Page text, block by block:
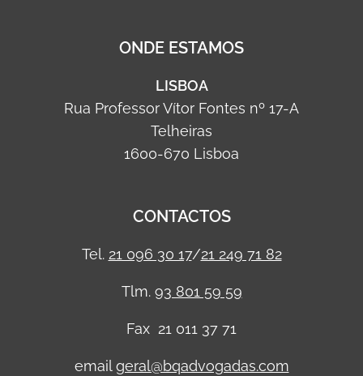
ONDE ESTAMOS
LISBOA
Rua Professor Vítor Fontes nº 17-A
Telheiras
1600-670 Lisboa
CONTACTOS
Tel. 21 096 30 17/21 249 71 82
Tlm. 93 801 59 59
Fax 21 011 37 71
emailgeral@bqadvogadas.com